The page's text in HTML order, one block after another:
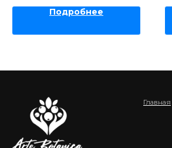
Подробнее
Главная